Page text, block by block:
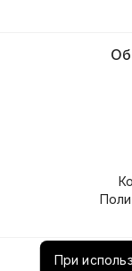
При